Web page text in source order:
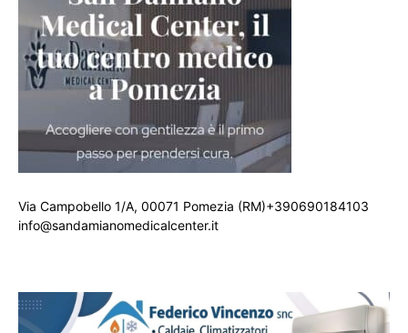
Via Campobello 1/A, 00071 Pomezia (RM)+390690184103
info@sandamianomedicalcenter.it